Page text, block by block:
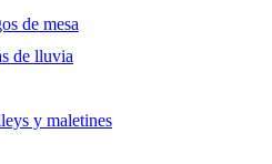
de mesa
de lluvia
y maletines